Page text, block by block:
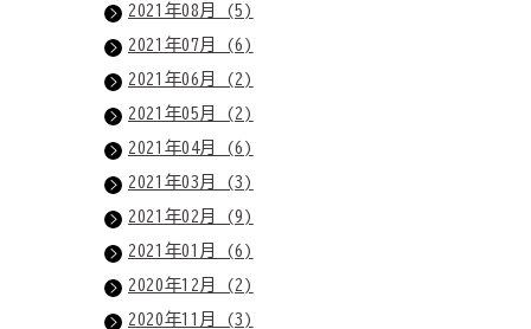
2021年08月 (5)
2021年07月 (6)
2021年06月 (2)
2021年05月 (2)
2021年04月 (6)
2021年03月 (3)
2021年02月 (9)
2021年01月 (6)
2020年12月 (2)
2020年11月 (3)